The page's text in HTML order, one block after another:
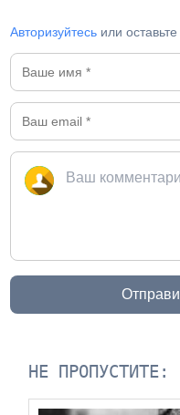
Авторизуйтесь или
НЕ ПРОПУСТИТЕ: